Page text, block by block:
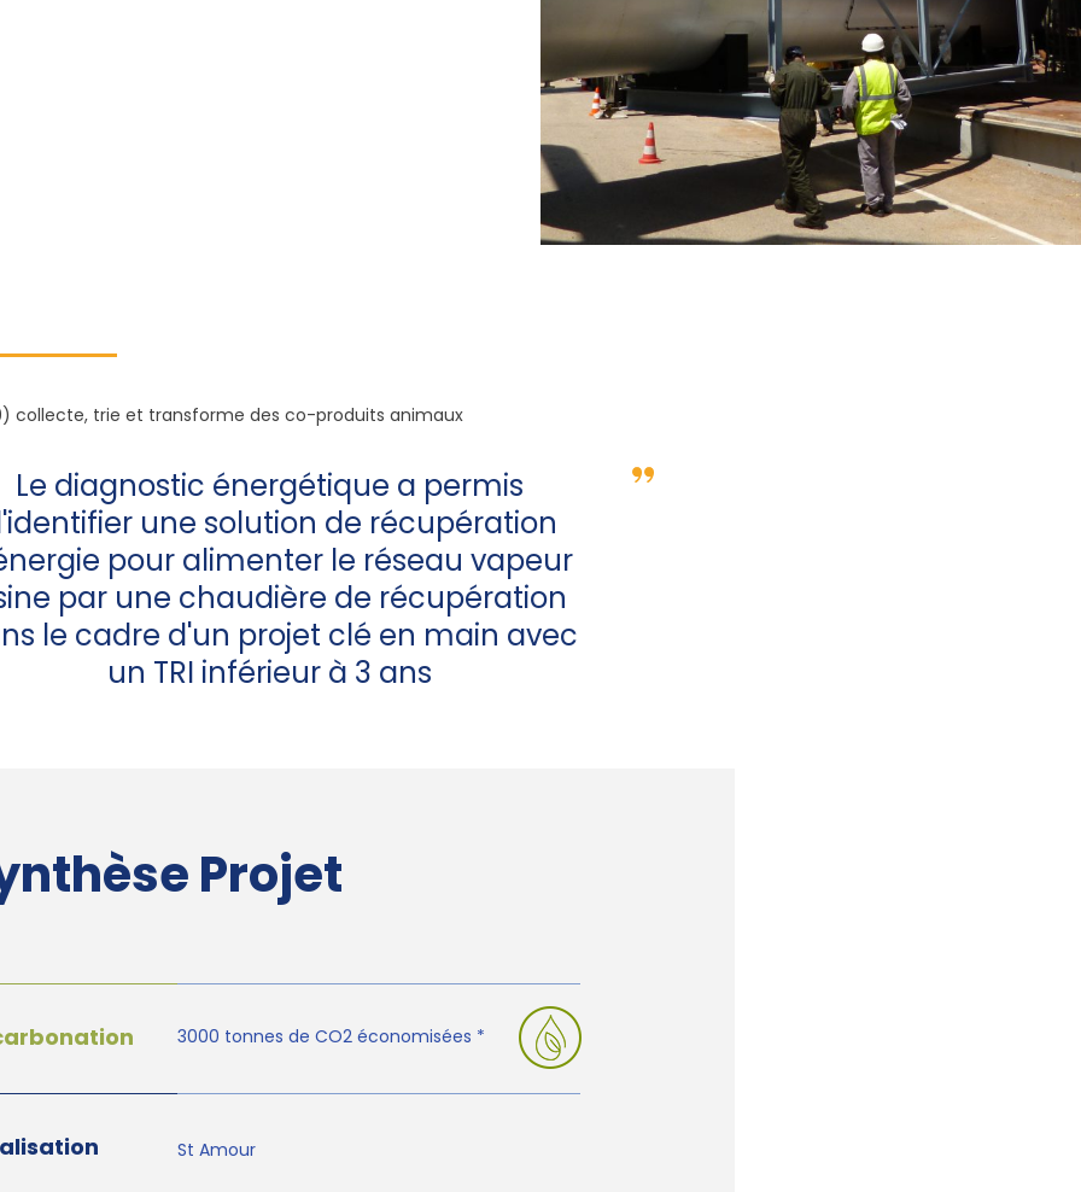
collecte, trie et transforme des co-produits animaux
Le diagnostic énergétique a permis
une solution de récupération
pour alimenter le réseau vapeur
par une chaudière de récupération
le cadre d'un projet clé en main avec
un TRI inférieur à 3 ans
Projet
3000 tonnes de CO2 économisées *
St Amour